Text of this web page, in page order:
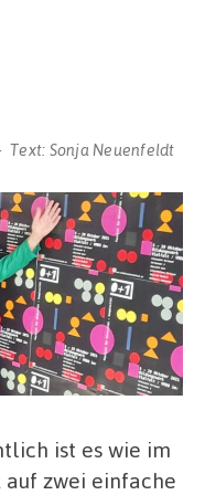
Text: Sonja Neuenfeldt
ist es wie im
zwei einfache